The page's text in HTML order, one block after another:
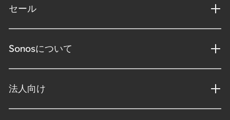
セール
Sonosについて
法人向け